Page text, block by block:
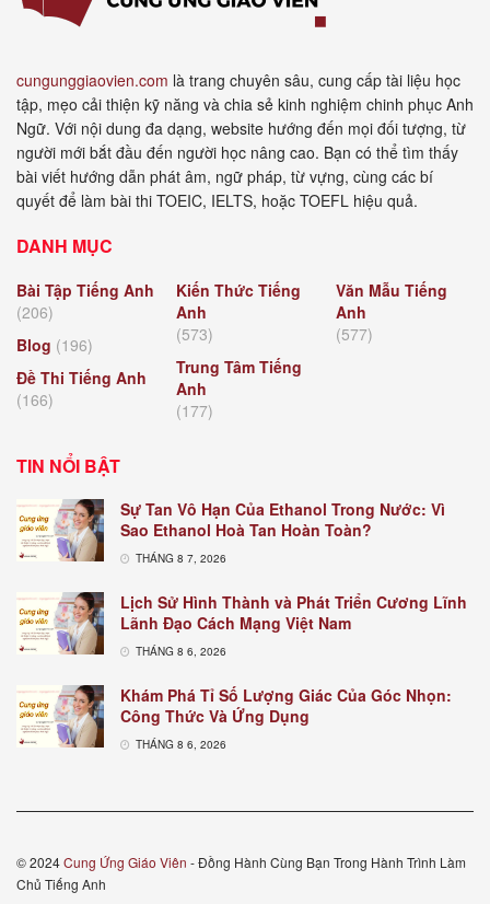
cungunggiaovien.com là trang chuyên sâu, cung cấp tài liệu học
tập, mẹo cải thiện kỹ năng và chia sẻ kinh nghiệm chinh phục Anh
Ngữ. Với nội dung đa dạng, website hướng đến mọi đối tượng, từ
người mới bắt đầu đến người học nâng cao. Bạn có thể tìm thấy
bài viết hướng dẫn phát âm, ngữ pháp, từ vựng, cùng các bí
quyết để làm bài thi TOEIC, IELTS, hoặc TOEFL hiệu quả.
DANH MỤC
Bài Tập Tiếng Anh
(206)
Blog (196)
Đề Thi Tiếng Anh
(166)
Kiến Thức Tiếng
Anh
(573)
Trung Tâm Tiếng
Anh
(177)
Văn Mẫu Tiếng
Anh
(577)
TIN NỔI BẬT
Sự Tan Vô Hạn Của Ethanol Trong Nước: Vì
Sao Ethanol Hoà Tan Hoàn Toàn?
THÁNG 8 7, 2026
Lịch Sử Hình Thành và Phát Triển Cương Lĩnh
Lãnh Đạo Cách Mạng Việt Nam
THÁNG 8 6, 2026
Khám Phá Tỉ Số Lượng Giác Của Góc Nhọn:
Công Thức Và Ứng Dụng
THÁNG 8 6, 2026
© 2024Cung Ứng Giáo Viên - Đồng Hành Cùng Bạn Trong Hành Trình Làm
Chủ Tiếng Anh